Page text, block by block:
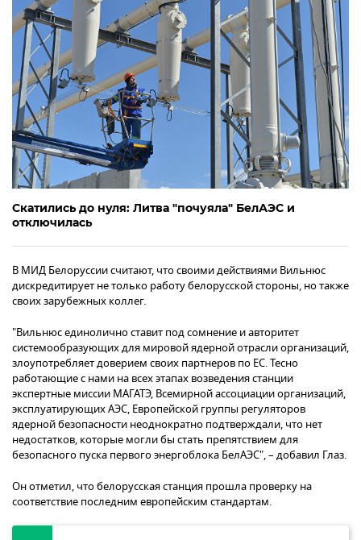
Скатились до нуля: Литва "почуяла" БелАЭС и
отключилась
В МИД Белоруссии считают, что своими действиями Вильнюс
дискредитирует не только работу белорусской стороны, но также
своих зарубежных коллег.
"Вильнюс единолично ставит под сомнение и авторитет
системообразующих для мировой ядерной отрасли организаций,
злоупотребляет доверием своих партнеров по ЕС. Тесно
работающие с нами на всех этапах возведения станции
экспертные миссии МАГАТЭ, Всемирной ассоциации организаций,
эксплуатирующих АЭС, Европейской группы регуляторов
ядерной безопасности неоднократно подтверждали, что нет
недостатков, которые могли бы стать препятствием для
безопасного пуска первого энергоблока БелАЭС", – добавил Глаз.
Он отметил, что белорусская станция прошла проверку на
соответствие последним европейским стандартам.